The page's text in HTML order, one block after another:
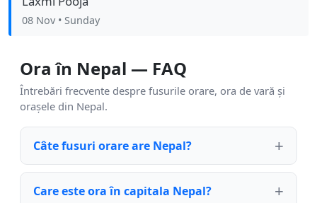
08 Nov • Sunday
Ora în Nepal — FAQ
Întrebări frecvente despre fusurile orare, ora de vară și
orașele din Nepal.
Câte fusuri orare are Nepal?
Care este ora în capitala Nepal?